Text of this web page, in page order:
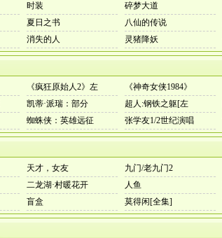
时装 碎梦大道
夏日之书 八仙的传说
消失的人 灵猪降妖
《疯狂原始人2》左 《神奇女侠1984》
凯蒂·派瑞：部分 超人:钢铁之躯[左
蜘蛛侠：英雄远征 张学友1/2世纪演唱
天才，女友 九门/老九门2
二龙湖·村暖花开 人鱼
盲盒 莫得闲[全集]